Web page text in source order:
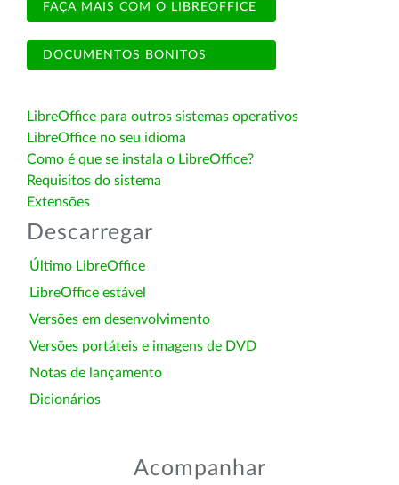
FAÇA MAIS COM O LIBREOFFICE
DOCUMENTOS BONITOS
LibreOffice para outros sistemas operativos
LibreOffice no seu idioma
Como é que se instala o LibreOffice?
Requisitos do sistema
Extensões
Descarregar
Último LibreOffice
LibreOffice estável
Versões em desenvolvimento
Versões portáteis e imagens de DVD
Notas de lançamento
Dicionários
Acompanhar